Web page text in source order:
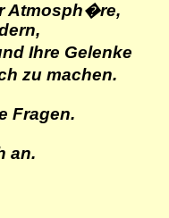
Atmosph�re,
Ihre Gelenke
zu machen.
Fragen.
an.